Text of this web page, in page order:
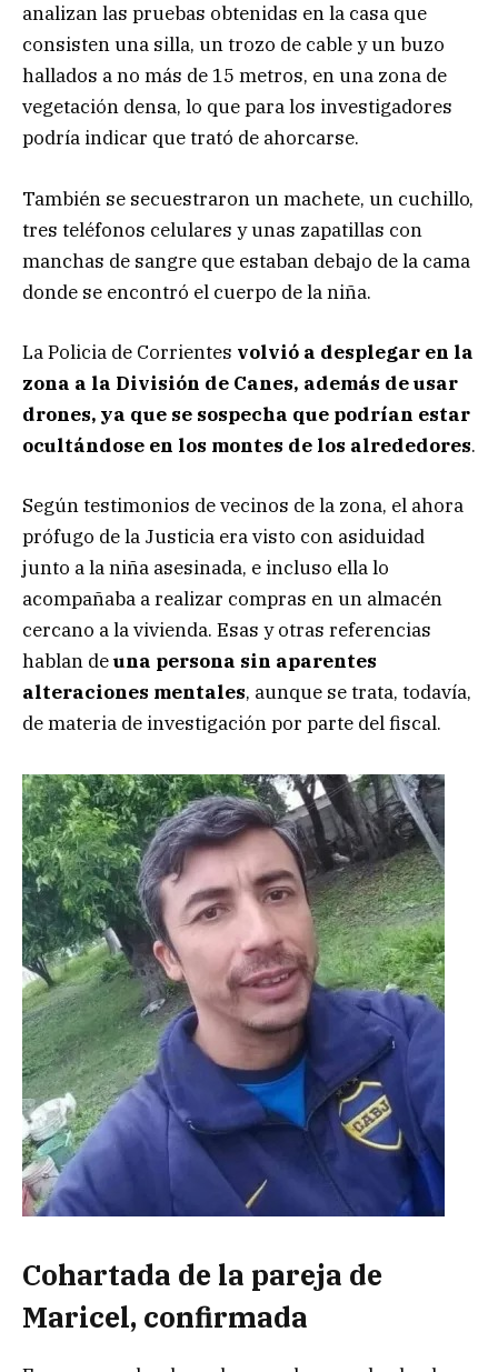
analizan las pruebas obtenidas en la casa que
consisten una silla, un trozo de cable y un buzo
hallados a no más de 15 metros, en una zona de
vegetación densa, lo que para los investigadores
podría indicar que trató de ahorcarse.
También se secuestraron un machete, un cuchillo,
tres teléfonos celulares y unas zapatillas con
manchas de sangre que estaban debajo de la cama
donde se encontró el cuerpo de la niña.
La Policia de Corrientes volvió a desplegar en la
zona a la División de Canes, además de usar
drones, ya que se sospecha que podrían estar
ocultándose en los montes de los alrededores.
Según testimonios de vecinos de la zona, el ahora
prófugo de la Justicia era visto con asiduidad
junto a la niña asesinada, e incluso ella lo
acompañaba a realizar compras en un almacén
cercano a la vivienda. Esas y otras referencias
hablan deuna persona sin aparentes
alteraciones mentales, aunque se trata, todavía,
de materia de investigación por parte del fiscal.
Cohartada de la pareja de
Maricel, confirmada